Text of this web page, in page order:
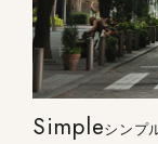
Simpleシンプ